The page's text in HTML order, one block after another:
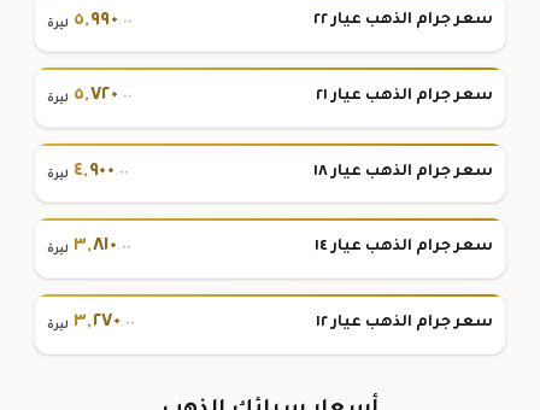
سعر جرام الذهب عيار ٢٢ ٥,٩٩٠.٠٠ ليرة
سعر جرام الذهب عيار ٢١ ٥,٧٢٠.٠٠ ليرة
سعر جرام الذهب عيار ١٨ ٤,٩٠٠.٠٠ ليرة
سعر جرام الذهب عيار ١٤ ٣,٨١٠.٠٠ ليرة
سعر جرام الذهب عيار ١٢ ٣,٢٧٠.٠٠ ليرة